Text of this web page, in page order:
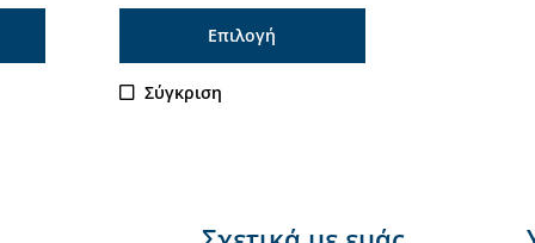
Επιλογή
Αυτό
Σύγκριση